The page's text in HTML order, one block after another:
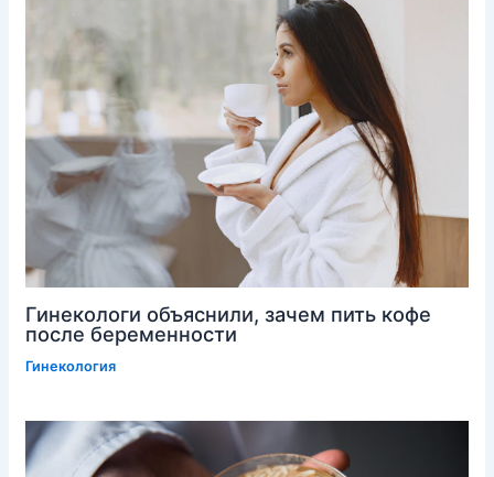
Гинекологи объяснили, зачем пить кофе
после беременности
Гинекология